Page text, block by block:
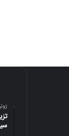
ژوئن 7,